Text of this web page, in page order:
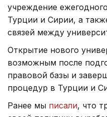
учреждение
Турции и Сирии, а
связей между
Открытие нового
возможным после
правовой базы и
процедур в Турции и
Ранее мы писали, что